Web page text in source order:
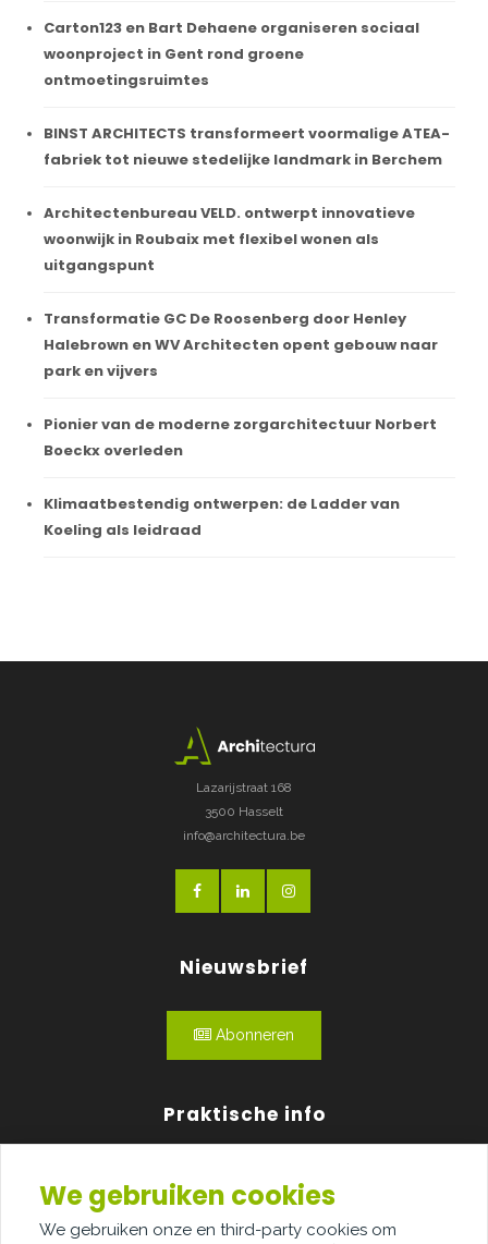
Carton123 en Bart Dehaene organiseren sociaal
woonproject in Gent rond groene
ontmoetingsruimtes
BINST ARCHITECTS transformeert voormalige ATEA-
fabriek tot nieuwe stedelijke landmark in Berchem
Architectenbureau VELD. ontwerpt innovatieve
woonwijk in Roubaix met flexibel wonen als
uitgangspunt
Transformatie GC De Roosenberg door Henley
Halebrown en WV Architecten opent gebouw naar
park en vijvers
Pionier van de moderne zorgarchitectuur Norbert
Boeckx overleden
Klimaatbestendig ontwerpen: de Ladder van
Koeling als leidraad
Lazarijstraat 168
3500 Hasselt
info@architectura.be
Nieuwsbrief
Abonneren
Praktische info
Over ons
We gebruiken cookies
We gebruiken onze en third-party cookies om